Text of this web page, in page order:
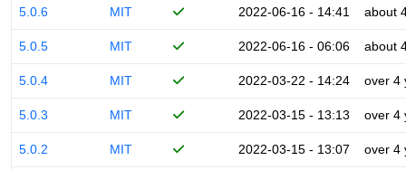
5.0.6 MIT 2022-06-16 - 14:41 about
5.0.5 MIT 2022-06-16 - 06:06 about
5.0.4 MIT 2022-03-22 - 14:24 over 4
5.0.3 MIT 2022-03-15 - 13:13 over 4
5.0.2 MIT 2022-03-15 - 13:07 over 4